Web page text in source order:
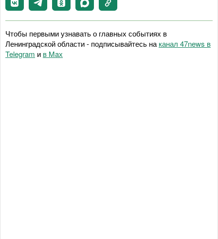
Чтобы первыми узнавать о главных событиях в
Ленинградской области - подписывайтесь на канал 47news в
Telegram и в Maх